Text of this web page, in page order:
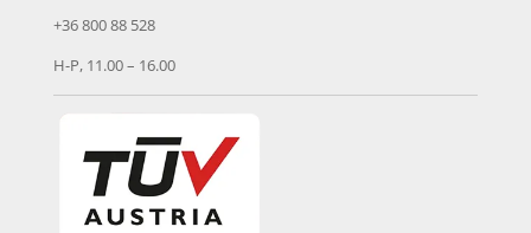
+36 800 88 528
H-P, 11.00 – 16.00